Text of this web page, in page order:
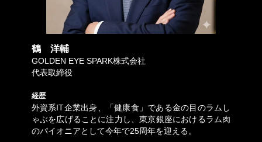
鶴 洋輔
GOLDEN EYE SPARK株式会社
代表取締役
経歴
外資系IT企業出身、「健康食」である金の目のラムし
ゃぶを広げることに注力し、東京銀座におけるラム肉
のパイオニアとして今年で25周年を迎える。